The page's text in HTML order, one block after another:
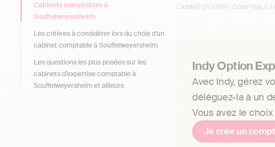
CABINET D'EXPERT-COMPTABLE /
Indy Option
Avec Indy, gérez
déléguez-la à un
Vous avez le choix
Je crée un
Cabinets comptables à
Souffelweyersheim
Les critères à considérer lors du choix d'un
cabinet comptable à Souffelweyersheim
Les questions les plus posées sur les
cabinets d’expertise comptable à
Souffelweyersheim et ailleurs